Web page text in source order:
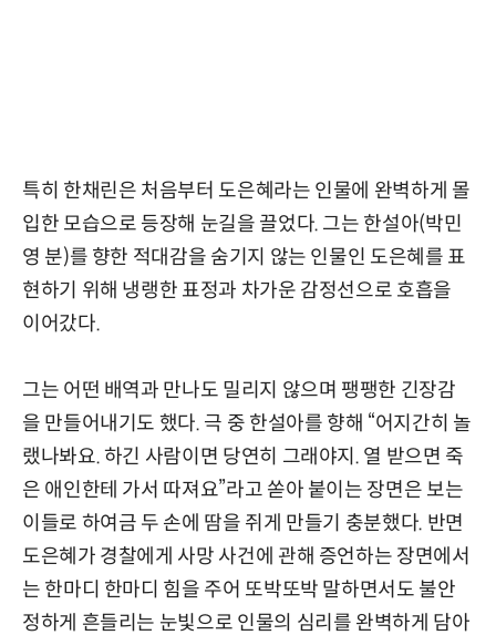
특히 한채린은 처음부터 도은혜라는 인물에 완벽하게 몰
입한 모습으로 등장해 눈길을 끌었다. 그는 한설아(박민
영 분)를 향한 적대감을 숨기지 않는 인물인 도은혜를 표
현하기 위해 냉랭한 표정과 차가운 감정선으로 호흡을
이어갔다.
그는 어떤 배역과 만나도 밀리지 않으며 팽팽한 긴장감
을 만들어내기도 했다. 극 중 한설아를 향해 “어지간히 놀
랬나봐요. 하긴 사람이면 당연히 그래야지. 열 받으면 죽
은 애인한테 가서 따져요”라고 쏟아 붙이는 장면은 보는
이들로 하여금 두 손에 땀을 쥐게 만들기 충분했다. 반면
도은혜가 경찰에게 사망 사건에 관해 증언하는 장면에서
는 한마디 한마디 힘을 주어 또박또박 말하면서도 불안
정하게 흔들리는 눈빛으로 인물의 심리를 완벽하게 담아